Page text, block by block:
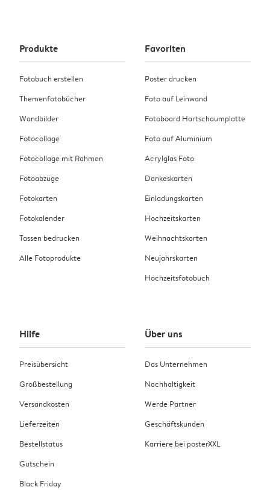
Produkte
Fotobuch erstellen
Themenfotobücher
Wandbilder
Fotocollage
Fotocollage mit Rahmen
Fotoabzüge
Fotokarten
Fotokalender
Tassen bedrucken
Alle Fotoprodukte
Favoriten
Poster drucken
Foto auf Leinwand
Fotoboard Hartschaumplatte
Foto auf Aluminium
Acrylglas Foto
Dankeskarten
Einladungskarten
Hochzeitskarten
Weihnachtskarten
Neujahrskarten
Hochzeitsfotobuch
Hilfe
Preisübersicht
Großbestellung
Versandkosten
Lieferzeiten
Bestellstatus
Gutschein
Black Friday
Über uns
Das Unternehmen
Nachhaltigkeit
Werde Partner
Geschäftskunden
Karriere bei posterXXL